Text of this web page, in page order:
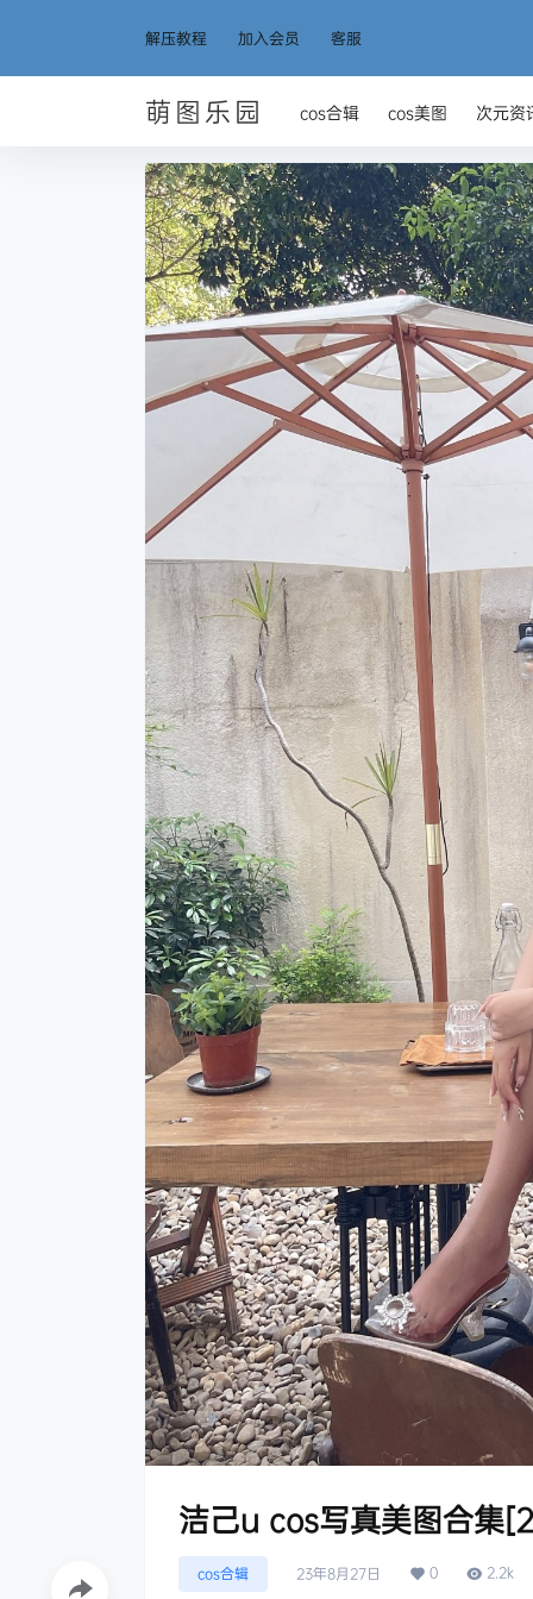
解压教程 加入会员 客服
萌图乐园 cos合辑 cos美图 次元资
洁己u cos写真美图合集
cos合辑 23年8月27日 0 2.2k